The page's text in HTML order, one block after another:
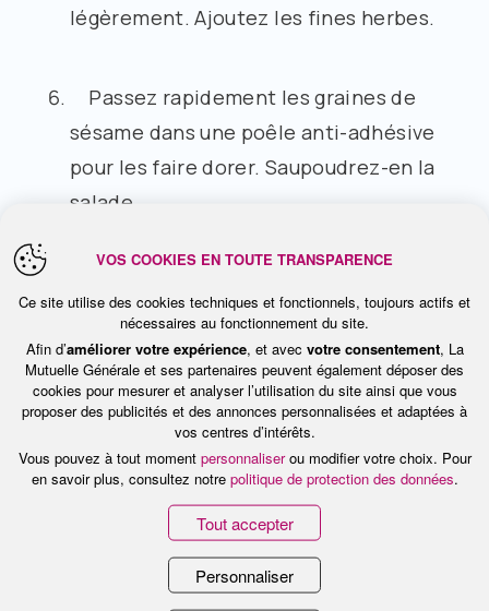
légèrement. Ajoutez les fines herbes.
Passez rapidement les graines de
sésame dans une poêle anti-adhésive
pour les faire dorer. Saupoudrez-en la
salade.
De texture onctueuse, le tofu soyeux
remplace avantageusement la crème
fraîche pour une sauce moins grasse et
plus riche en protéines.
VOS COOKIES EN TOUTE TRANSPARENCE
Ce site utilise des cookies techniques et fonctionnels, toujours actifs et
nécessaires au fonctionnement du site.
Afin d’améliorer votre expérience, et avec votre consentement, La
Mutuelle Générale et ses partenaires peuvent également déposer des
cookies pour mesurer et analyser l’utilisation du site ainsi que vous
proposer des publicités et des annonces personnalisées et adaptées à
vos centres d’intérêts.
Vous pouvez à tout moment personnaliserou modifier votre choix. Pour
en savoir plus, consultez notre politique de protection des données.
Tout accepter
Personnaliser